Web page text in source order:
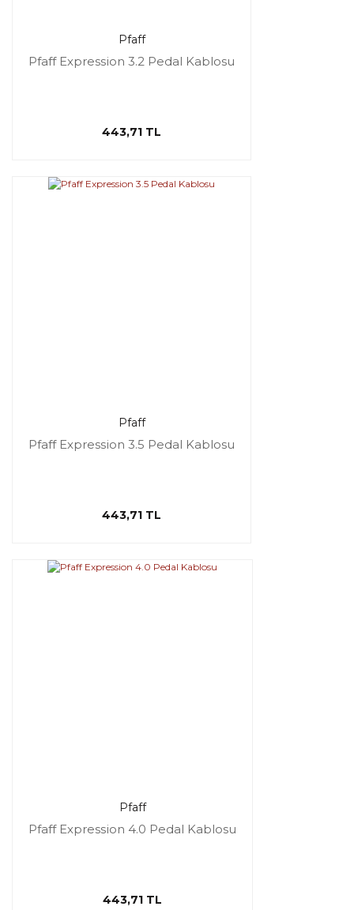
Pfaff
Pfaff Expression 3.2 Pedal Kablosu
443,71 TL
Pfaff
Pfaff Expression 3.5 Pedal Kablosu
443,71 TL
Pfaff
Pfaff Expression 4.0 Pedal Kablosu
443,71 TL